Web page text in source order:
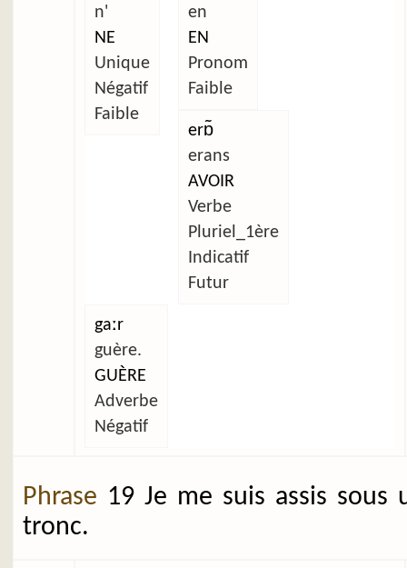
n'
NE
Unique
Négatif
Faible
en
EN
Pronom
Faible
erɒ̃
erans
AVOIR
Verbe
Pluriel_1ère
Indicatif
Futur
gaːr
guère.
GUÈRE
Adverbe
Négatif
Phrase 19 Je me suis assis
tronc.